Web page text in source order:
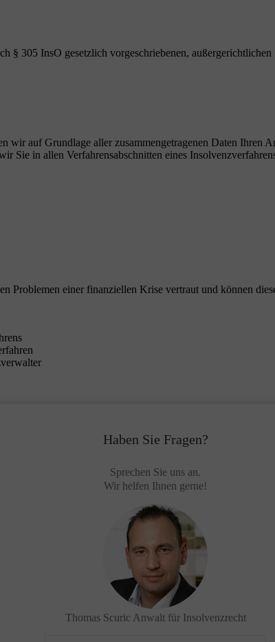
§ 305 InsO gesetzlich vorgeschriebenen,
wir auf Grundlage aller zusammengetragenen Daten
Sie in allen Verfahrensabschnitten eines
Problemen einer finanziellen Krise vertraut und können
Haben Sie Fragen?
Sprechen Sie uns an.
Wir helfen Ihnen gerne!
Thomas Scuric Anwalt für Insolvenzrecht